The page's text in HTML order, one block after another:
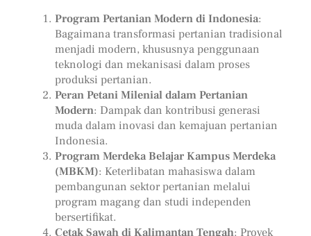
Program Pertanian Modern di Indonesia:
Bagaimana transformasi pertanian tradisional
menjadi modern, khususnya penggunaan
teknologi dan mekanisasi dalam proses
produksi pertanian.
Peran Petani Milenial dalam Pertanian
Modern: Dampak dan kontribusi generasi
muda dalam inovasi dan kemajuan pertanian
Indonesia.
Program Merdeka Belajar Kampus Merdeka
(MBKM): Keterlibatan mahasiswa dalam
pembangunan sektor pertanian melalui
program magang dan studi independen
bersertifikat.
Cetak Sawah di Kalimantan Tengah: Proyek